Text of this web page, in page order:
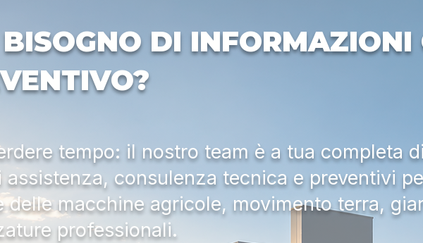
DI INFORMAZIONI
tempo: il nostro team è a tua completa
consulenza tecnica e preventivi
delle macchine agricole, movimento terra,
professionali.